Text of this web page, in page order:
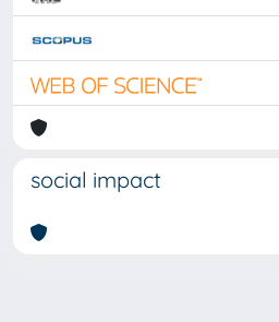
social impact